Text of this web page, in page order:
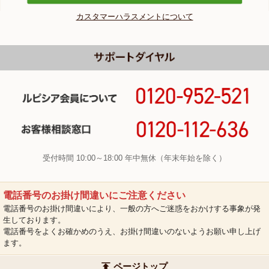
カスタマーハラスメントについて
受付時間 10:00～18:00 年中無休（年末年始を除く）
電話番号のお掛け間違いにご注意ください
電話番号のお掛け間違いにより、一般の方へご迷惑をおかけする事象が発
生しております。
電話番号をよくお確かめのうえ、お掛け間違いのないようお願い申し上げ
ます。
ページトップ